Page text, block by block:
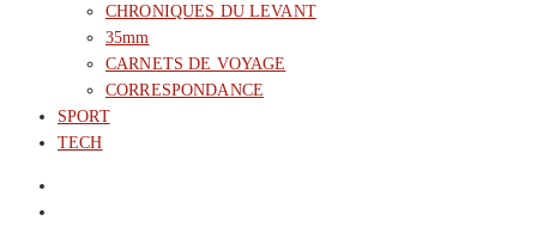
CHRONIQUES DU LEVANT
35mm
CARNETS DE VOYAGE
CORRESPONDANCE
SPORT
TECH